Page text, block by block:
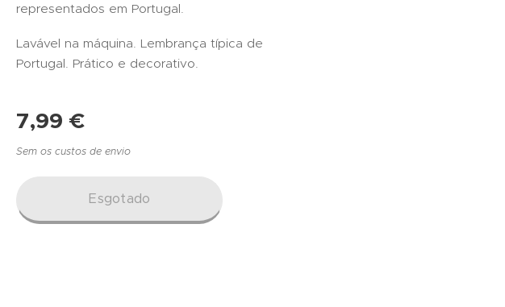
representados em Portugal.
Lavável na máquina. Lembrança típica de
Portugal. Prático e decorativo.
7,99 €
Sem os custos de envio
Esgotado